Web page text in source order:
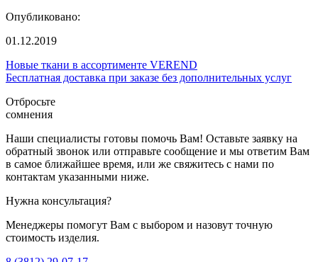
Опубликовано:
01.12.2019
Новые ткани в ассортименте VEREND
Бесплатная доставка при заказе без дополнительных услуг
Отбросьте
сомнения
Наши специалисты готовы помочь Вам! Оставьте заявку на
обратный звонок или отправьте сообщение и мы ответим Вам
в самое ближайшее время, или же свяжитесь с нами по
контактам указанными ниже.
Нужна консультация?
Менеджеры помогут Вам с выбором и назовут точную
стоимость изделия.